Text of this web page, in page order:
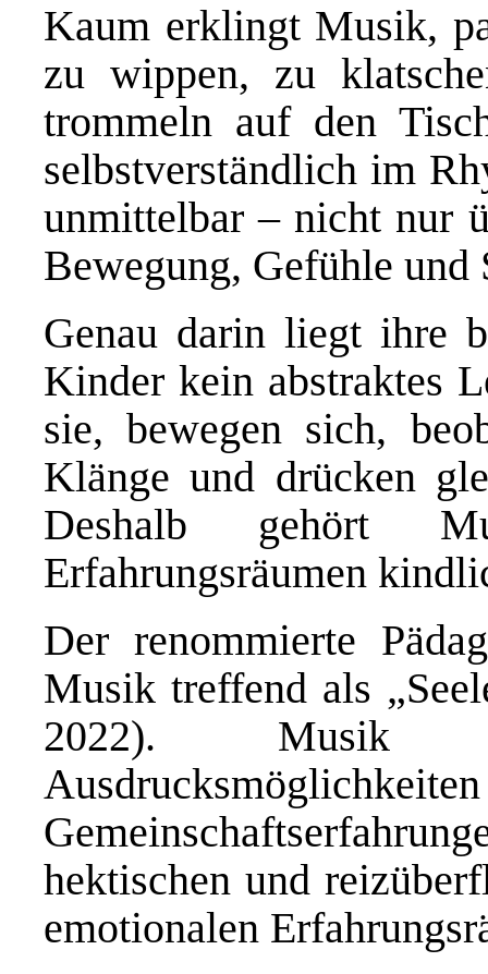
Kaum erklingt Musik,
zu wippen, zu
trommeln auf den
selbstverständlich im
unmittelbar – nicht nur
Bewegung, Gefühle und
Genau darin liegt ihre
Kinder kein abstraktes
sie, bewegen sich,
Klänge und drücken
Deshalb gehört
Erfahrungsräumen
Der renommierte
Musik treffend als
2022). Musik
hektischen und
emotionalen